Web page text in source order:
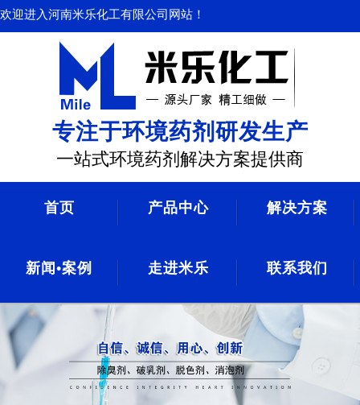
欢迎进入河南米乐化工有限公司网站！
专注于环境药剂研发生产
一站式环境药剂解决方案提供商
首页 产品中心 解决方案
新闻•案例 走进米乐 联系我们